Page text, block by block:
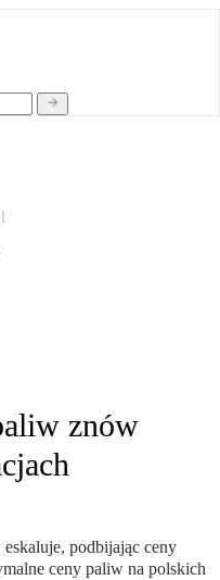
znów
podbijając ceny
ceny paliw na polskich